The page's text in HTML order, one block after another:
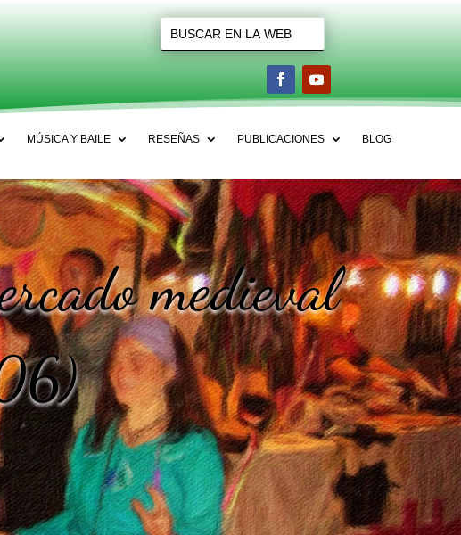
MÚSICA Y BAILE RESEÑAS PUBLICACIONES BLOG
medieval